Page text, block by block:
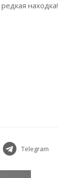
находка!
Telegram